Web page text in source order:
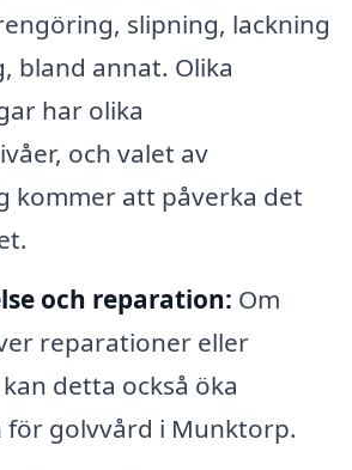
slipning, lackning
bland annat. Olika
har olika
och valet av
kommer att påverka det
och reparation: Om
reparationer eller
detta också öka
för golvvård i Munktorp.